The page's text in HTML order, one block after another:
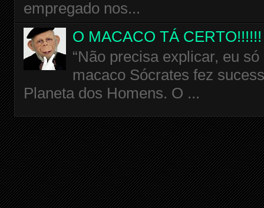
empregado nos...
O MACACO TÁ CERTO!!!!!!
“Não precisa explicar, eu
macaco Sócrates fez
Planeta dos Homens. O ...